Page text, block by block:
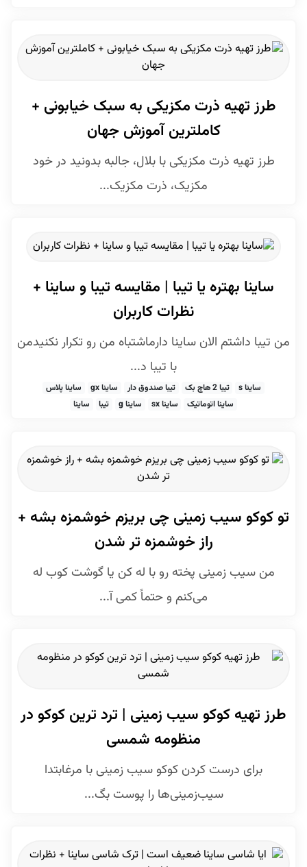
طرز تهیه ذرت مکزیکی به سبک خیابونی +
کاملترین آموزش جهان
طرز تهیه ذرت مکزیکی با بلال، جالبه بدونید در خود
مکزیک، ذرت مکزیک...
ساینا بهتره یا تیبا | مقایسه تیبا و ساینا +
نظرات کاربران
من تیبا داشتم الان ساینا دارماشتباه من رو تکرار نکنیدمن
با تیبا د...
ساینا s تیبا 2 هاچ بک تیبا صندوق دار ساینا gx
ساینا پلاس
ساینا اتوماتیک
ساینا sx ساینا g تیبا ساینا
تو کوکو سیب زمینی چی بریزم خوشمزه بشه +
راز خوشمزه تر شدن
من سیب زمینی پخته رو با له کن یا گوشت کوب له
می‌کنم و حتماً کمی آ...
طرز تهیه کوکو سیب زمینی | ترد ترین کوکو در
منظومه شمسی
برای درست کردن کوکو سیب زمینی با مرغابتدا
سیب‌زمینی‌ها را پوست بگ...